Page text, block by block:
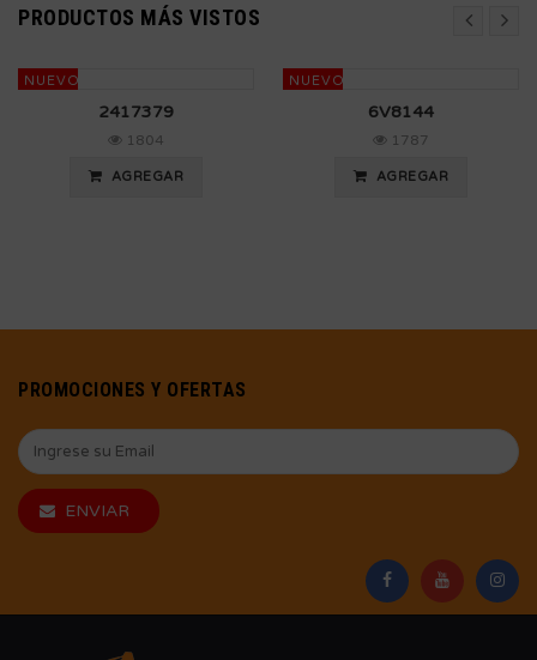
PRODUCTOS MÁS VISTOS
NUEVO
2417379
1804
AGREGAR
NUEVO
6V8144
1787
AGREGAR
PROMOCIONES Y OFERTAS
ENVIAR